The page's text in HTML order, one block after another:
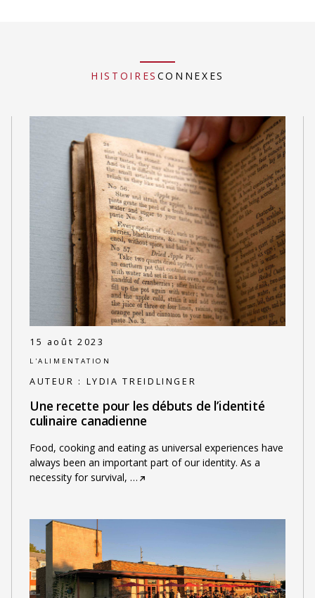
HISTOIRES CONNEXES
15 août 2023
L'ALIMENTATION
AUTEUR : LYDIA TREIDLINGER
Une recette pour les débuts de l’identité
culinaire canadienne
Food, cooking and eating as universal experiences have
always been an important part of our identity. As a
necessity for survival, …